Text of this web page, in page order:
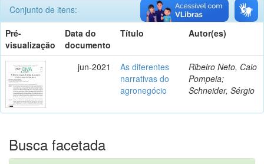
Conjunto de itens:
Pré-
visualização
Data do
documento
Título Autor(es)
jun-2021
As diferentes
narrativas do
agronegócio
Ribeiro Neto, Caio
Pompeia;
Schneider, Sérgio
Busca facetada